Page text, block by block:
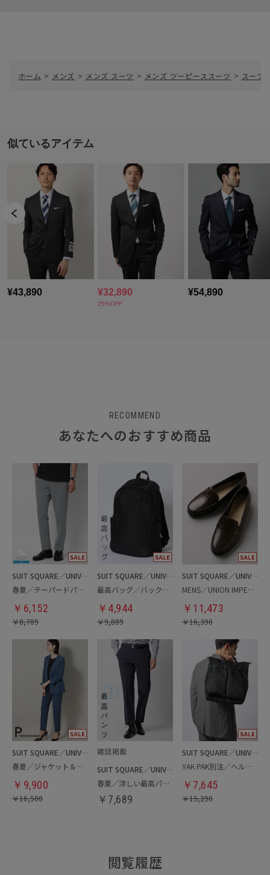
ホーム > メンズ > メンズ スーツ > メンズ ツーピーススーツ > スーツ
RECOMMEND
あなたへのおすすめ商品
SUIT SQUARE／UNIVERSAL LANGUAGE
春夏／テーパードパンツ
￥ 6,152
￥8,789
SUIT SQUARE／UNIVERSAL LANGUAGE
最高バッグ／バックパック
￥ 4,944
￥9,889
SUIT SQUARE／UNIVERSAL LANGUAGE
MENS／UNION IMPERIAL監修／コインローファー
￥ 11,473
￥16,390
SUIT SQUARE／UNIVERSAL LANGUAGE／WHITE
春夏／ジャケット＆パンツセットアップ／洗濯ネット付き
￥ 9,900
￥16,500
SUIT SQUARE／UNIVERSAL LANGUAGE
春夏／涼しい最高パンツ
￥ 7,689
SUIT SQUARE／UNIVERSAL LANGUAGE
YAK PAK別注／ヘルメットバッグ
￥ 7,645
￥15,290
閲覧履歴